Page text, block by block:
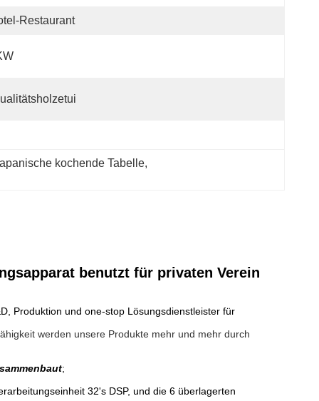
Restaurant
kochende Tabelle,
benutzt für privaten Verein
Produktion und one-stop Lösungsdienstleister für
werden unsere Produkte mehr und mehr durch
;
32's DSP, und die 6 überlagerten